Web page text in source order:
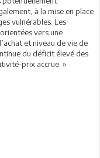
à la mise en place
vulnérables. Les
vers une
et niveau de vie de
du déficit élevé des
prix accrue. »